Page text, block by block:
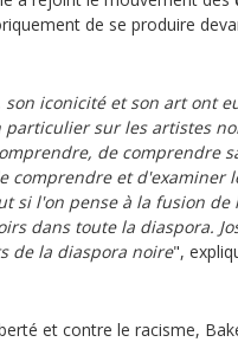
de se produire
son iconicité et son art ont
particulier sur les artistes
de comprendre
comprendre et d'examiner
si l'on pense à la fusion
dans toute la diaspora.
de la diaspora noire",
et contre le racisme,